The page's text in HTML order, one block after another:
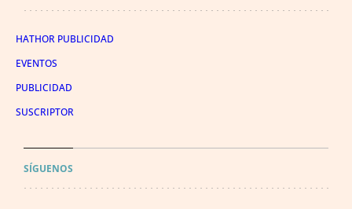
HATHOR PUBLICIDAD
EVENTOS
PUBLICIDAD
SUSCRIPTOR
SÍGUENOS